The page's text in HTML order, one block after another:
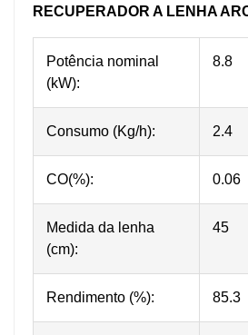
RECUPERADOR A LENHA
Potência nominal
(kW):
8.8
Consumo (Kg/h): 2.4
CO(%): 0.06
Medida da lenha
(cm):
45
Rendimento (%): 85.3